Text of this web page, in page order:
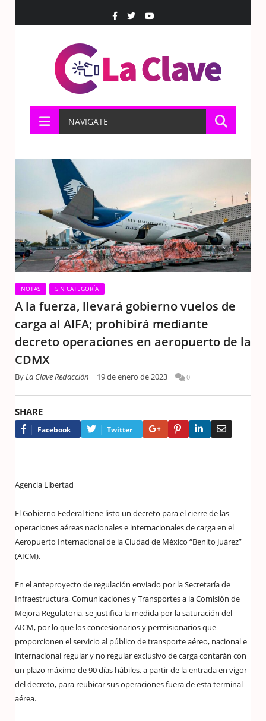
NAVIGATE
NOTAS SIN CATEGORÍA
A la fuerza, llevará gobierno vuelos de
carga al AIFA; prohibirá mediante
decreto operaciones en aeropuerto de la
CDMX
ByLa Clave Redacción 19 de enero de 2023 0
SHARE
Facebook Twitter Google+PinterestLinkedIn
Agencia Libertad
El Gobierno Federal tiene listo un decreto para el cierre de las
operaciones aéreas nacionales e internacionales de carga en el
Aeropuerto Internacional de la Ciudad de México “Benito Juárez”
(AICM).
En el anteproyecto de regulación enviado por la Secretaría de
Infraestructura, Comunicaciones y Transportes a la Comisión de
Mejora Regulatoria, se justifica la medida por la saturación del
AICM, por lo que los concesionarios y permisionarios que
proporcionen el servicio al público de transporte aéreo, nacional e
internacional regular y no regular exclusivo de carga contarán con
un plazo máximo de 90 días hábiles, a partir de la entrada en vigor
del decreto, para reubicar sus operaciones fuera de esta terminal
aérea.